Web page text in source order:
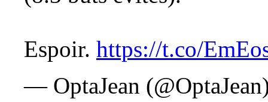
Espoir. https://t.co/
— OptaJean